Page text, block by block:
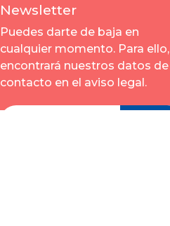
Newsletter
Puedes darte de baja en
cualquier momento. Para ello,
encontrará nuestros datos de
contacto en el aviso legal.